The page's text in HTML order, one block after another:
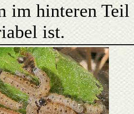
im hinteren Teil
ist.